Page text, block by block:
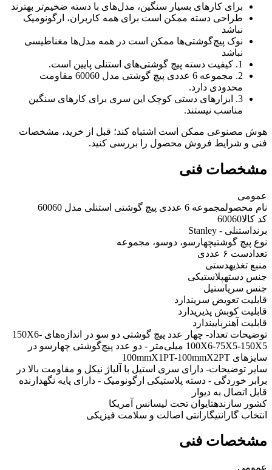
برای کارهای بسیار سنگین، مدل‌های با دسته ضخیم‌تر بهترند
طراحی دسته ممکن است برای همه کاربران، ارگونومیک
نباشد
نوک پیچ‌گوشتی‌ها ممکن است در همه مدل‌ها مغناطیسی
نباشد
1. کیفیت دسته پیچ گوشتی‌های استنلی پایین است.
2. مجموعه 6 عددی پیچ گوشتی مدل 60060 مقاومت
محدودی دارد.
3. ابزارهای دستی کوچک این سری برای کارهای سنگین
مناسب نیستند.
هوش مصنوعی ممکن است اشتباه کند؛ قبل از خرید، مشخصات
فنی و شرایط فروش محصول را بررسی کنید.
مشخصات فنی
عمومی
نام محصولمجموعه 6 عددی پیچ گوشتی استنلی مدل 60060
کد کالا60060
برند استنلی - Stanley
نوع پیچ گوشتیچهارسو، دوسو، مجموعه
تعدادست ۶ عددی
منبع تغذیهدستی
جنس دستهپلاستیکی
جنس سریاستیل
قابلیت تعویض سریندارد
قابلیت کوبش پذیریدارد
قابلیت آهنرباییندارد
توضیحات تعداد
- چهار عدد پیچ گوشتی دو سو در اندازه‌های 150X6-
100X6-75X5-150X5 میلی‌متر - دو عدد پیچ‌گوشتی چهارسو در
سایزهای 100mmX1PT-100mmX2PT
سایر توضیحات- دارای سری استیل با آلیاژ نیکل و مقاومت بالا در
برابر خوردگی - دسته پلاستیکی ارگونومیک - دارای پایه نگهدارنده
قابل اتصال به دیوار
کشور سازندهتایوان تحت لیسانس آمریکا
انتخاب گارانتیگارانتی اصالت و سلامت فیزیکی
مشخصات فنی
عمومی